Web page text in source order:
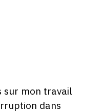
sur mon travail
dans